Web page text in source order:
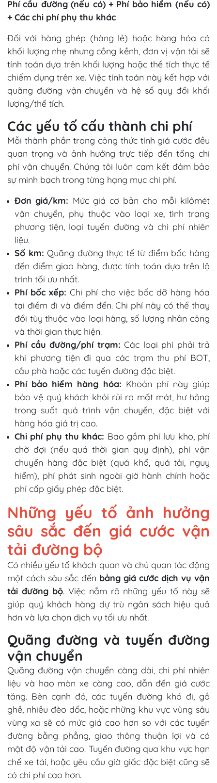
Phí cầu đường (nếu có) + Phí bảo hiểm (nếu có)
+ Các chi phí phụ thu khác
Đối với hàng ghép (hàng lẻ) hoặc hàng hóa có
khối lượng nhẹ nhưng cồng kềnh, đơn vị vận tải sẽ
tính toán dựa trên khối lượng hoặc thể tích thực tế
chiếm dụng trên xe. Việc tính toán này kết hợp với
quãng đường vận chuyển và hệ số quy đổi khối
lượng/thể tích.
Các yếu tố cấu thành chi phí
Mỗi thành phần trong công thức tính giá cước đều
quan trọng và ảnh hưởng trực tiếp đến tổng chi
phí vận chuyển. Chúng tôi luôn cam kết đảm bảo
sự minh bạch trong từng hạng mục chi phí.
Đơn giá/km: Mức giá cơ bản cho mỗi kilômét
vận chuyển, phụ thuộc vào loại xe, tình trạng
phương tiện, loại tuyến đường và chi phí nhiên
liệu.
Số km: Quãng đường thực tế từ điểm bốc hàng
đến điểm giao hàng, được tính toán dựa trên lộ
trình tối ưu nhất.
Phí bốc xếp: Chi phí cho việc bốc dỡ hàng hóa
tại điểm đi và điểm đến. Chi phí này có thể thay
đổi tùy thuộc vào loại hàng, số lượng nhân công
và thời gian thực hiện.
Phí cầu đường/phí trạm: Các loại phí phải trả
khi phương tiện đi qua các trạm thu phí BOT,
cầu phà hoặc các tuyến đường đặc biệt.
Phí bảo hiểm hàng hóa: Khoản phí này giúp
bảo vệ quý khách khỏi rủi ro mất mát, hư hỏng
trong suốt quá trình vận chuyển, đặc biệt với
hàng hóa giá trị cao.
Chi phí phụ thu khác: Bao gồm phí lưu kho, phí
chờ đợi (nếu quá thời gian quy định), phí vận
chuyển hàng đặc biệt (quá khổ, quá tải, nguy
hiểm), phí phát sinh ngoài giờ hành chính hoặc
phí cấp giấy phép đặc biệt.
Những yếu tố ảnh hưởng
sâu sắc đến giá cước vận
tải đường bộ
Có nhiều yếu tố khách quan và chủ quan tác động
một cách sâu sắc đến bảng giá cước dịch vụ vận
tải đường bộ. Việc nắm rõ những yếu tố này sẽ
giúp quý khách hàng dự trù ngân sách hiệu quả
hơn và lựa chọn dịch vụ tối ưu nhất.
Quãng đường và tuyến đường
vận chuyển
Quãng đường vận chuyển càng dài, chi phí nhiên
liệu và hao mòn xe càng cao, dẫn đến giá cước
tăng. Bên cạnh đó, các tuyến đường khó đi, gồ
ghề, nhiều đèo dốc, hoặc những khu vực vùng sâu
vùng xa sẽ có mức giá cao hơn so với các tuyến
đường bằng phẳng, giao thông thuận lợi và có
mật độ vận tải cao. Tuyến đường qua khu vực hạn
chế xe tải, hoặc yêu cầu giờ giấc đặc biệt cũng sẽ
có chi phí cao hơn.